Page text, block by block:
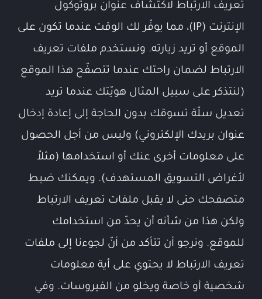
تعريف الارتباط لاكتشاف عنوان بروتوكول
الإنترنت (IP)، مما يوفّر لك الوقت عندما تكون على
الموقع أو تريد زيارته. ونستخدم ملفات تعريف
الارتباط لضمان راحتك عندما تتصفّح هذا الموقع
(لنتذكر على سبيل المثال هويّتك عندما تريد
تعديل سلّة تسوقك بدون الحاجة إلى إعادة إدخال
عنوان بريدك الإلكتروني) وليس من أجل الحصول
على معلومات أخرى عنك أو استخدامها (مثلاً
لأغراض التسويق المستهدف). ويمكنك ضبط
متصفحك حتى لا يقبل ملفات تعريف الارتباط
ولكن هذا من شأنه أن يحدّ من استخدامك
للموقع. ونرجو أن تتأكد من أنّ لجوءنا إلى ملفات
تعريف الارتباط لا يحتوي على أية معلومات
شخصية أو خاصة ويخلو من الفيروسات. وفي